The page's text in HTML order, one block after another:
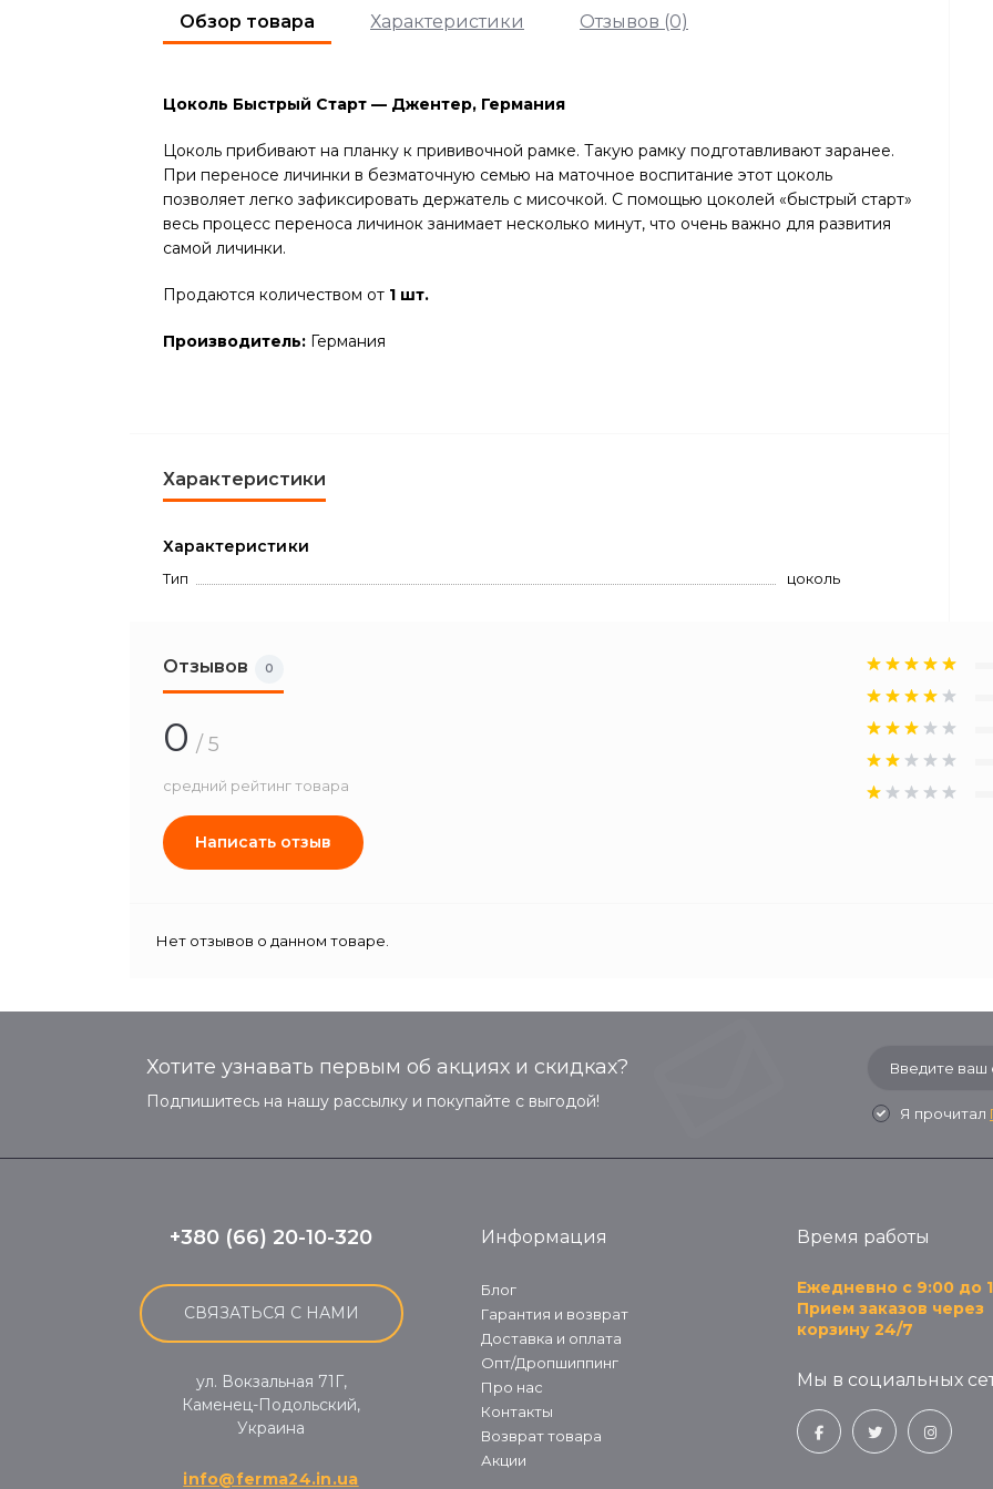
Обзор товара Характеристики Отзывов (0)
Цоколь Быстрый Старт — Джентер, Германия
Цоколь прибивают на планку к прививочной рамке. Такую рамку подготавливают заранее.
При переносе личинки в безматочную семью на маточное воспитание этот цоколь
позволяет легко зафиксировать держатель с мисочкой. С помощью цоколей «быстрый старт»
весь процесс переноса личинок занимает несколько минут, что очень важно для развития
самой личинки.
Продаются количеством от 1 шт.
Производитель: Германия
Характеристики
Характеристики
Тип цоколь
Отзывов 0
0 / 5
средний рейтинг товара
Написать отзыв
Нет отзывов о данном товаре.
Хотите узнавать первым об акциях и скидках?
Подпишитесь на нашу рассылку и покупайте с выгодой!
Я прочитал
+380 (66) 20-10-320
СВЯЗАТЬСЯ С НАМИ
ул. Вокзальная 71Г,
Каменец-Подольский,
Украина
info@ferma24.in.ua
Информация
Блог
Гарантия и возврат
Доставка и оплата
Опт/Дропшиппинг
Про нас
Контакты
Возврат товара
Акции
Время работы
Ежедневно с 9:00 до
Прием заказов через
корзину 24/7
Мы в социальных